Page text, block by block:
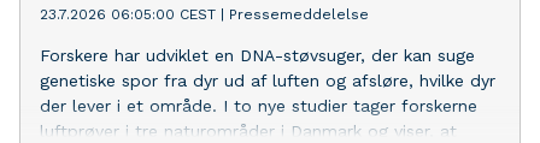
23.7.2026 06:05:00 CEST Pressemeddelelse
Forskere har udviklet en DNA-støvsuger, der kan suge
genetiske spor fra dyr ud af luften og afsløre, hvilke dyr
der lever i et område. I to nye studier tager forskerne
luftprøver i tre naturområder i Danmark og viser, at